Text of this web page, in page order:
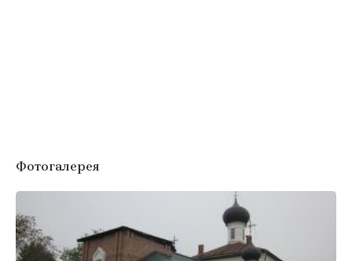
Фотогалерея